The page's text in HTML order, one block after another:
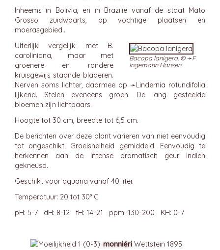
Inheems in Bolivia, en in Brazilië vanaf de staat Mato
Grosso zuidwaarts, op vochtige plaatsen en
moerasgebied..
Bacopa lanigera. © ➛F.
Ingemann Hansen
Uiterlijk vergelijk met B.
caroliniana, maar met
groenere en rondere
kruisgewijs staande bladeren.
Nerven soms lichter, daarmee op ➛Lindernia rotundifolia
lijkend. Stelen eveneens groen. De lang gesteelde
bloemen zijn lichtpaars.
Hoogte tot 30 cm, breedte tot 6,5 cm.
De berichten over deze plant variëren van niet eenvoudig
tot ongeschikt. Groeisnelheid gemiddeld. Eenvoudig te
herkennen aan de intense aromatisch geur indien
gekneusd.
Geschikt voor aquaria vanaf 40 liter.
Temperatuur: 20 tot 30° C
pH: 5-7 dH: 8-12 fH: 14-21 ppm: 130-200 KH: 0-7
monniéri Wettstein 1895